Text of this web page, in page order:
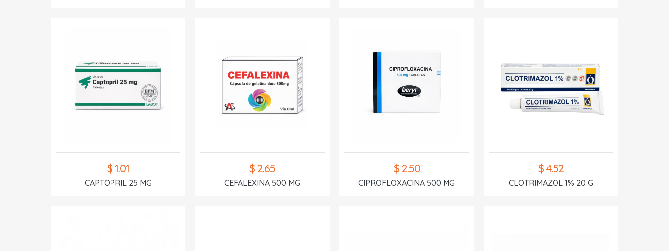
$ 1.01
CAPTOPRIL 25 MG
$ 2.65
CEFALEXINA 500 MG
$ 2.50
CIPROFLOXACINA 500 MG
$ 4.52
CLOTRIMAZOL 1% 20 G